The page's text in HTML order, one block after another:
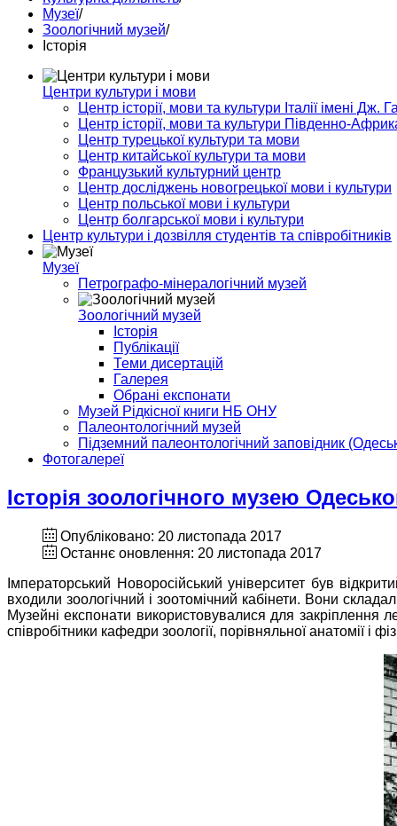
Музеї/
Зоологічний музей/
Історія
Центри культури і мови
Центр історії, мови та культури Італії імені Дж.
Центр історії, мови та культури Південно-
Центр турецької культури та мови
Центр китайської культури та мови
Французький культурний центр
Центр досліджень новогрецької мови і культури
Центр польської мови і культури
Центр болгарської мови і культури
Центр культури і дозвілля студентів та співробітників
Музеї
Петрографо-мінералогічний музей
Зоологічний музей
Історія
Публікації
Теми дисертацій
Галерея
Обрані експонати
Музей Рідкісної книги НБ ОНУ
Палеонтологічний музей
Підземний палеонтологічний заповідник
Фотогалереї
Історія зоологічного музею
Опубліковано: 20 листопада 2017
Останнє оновлення: 20 листопада 2017
Імператорський Новоросійський університет був
входили зоологічний і зоотомічний кабінети. Вони
Музейні експонати використовувалися для закріплення
співробітники кафедри зоології, порівняльної анатомії і